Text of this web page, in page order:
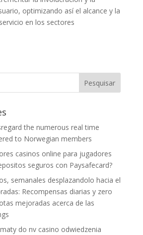
optimizando así el alcance y la
en los sectores
the numerous real time
to Norwegian members
casinos online para jugadores
seguros con Paysafecard?
semanales desplazandolo hacia el
Recompensas diarias y zero
mejoradas acerca de las
do nv casino odwiedzenia